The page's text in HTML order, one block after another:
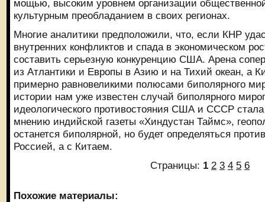
мощью, высоким уровнем организации
культурным преобладанием в своих регионах.
Многие аналитики предположили, что, если КНР
внутренних конфликтов и спада в экономическом
составить серьезную конкуренцию США. Арена
из Атлантики и Европы в Азию и на Тихий океан, а
примерно равновеликими полюсами биполярного
истории нам уже известен случай биполярного
идеологического противостояния США и СССР
мнению индийской газеты «Хиндустан Таймс»,
останется биполярной, но будет определяться
Россией, а с Китаем.
Страницы: 1 2 3 4 5 6
Похожие материалы: